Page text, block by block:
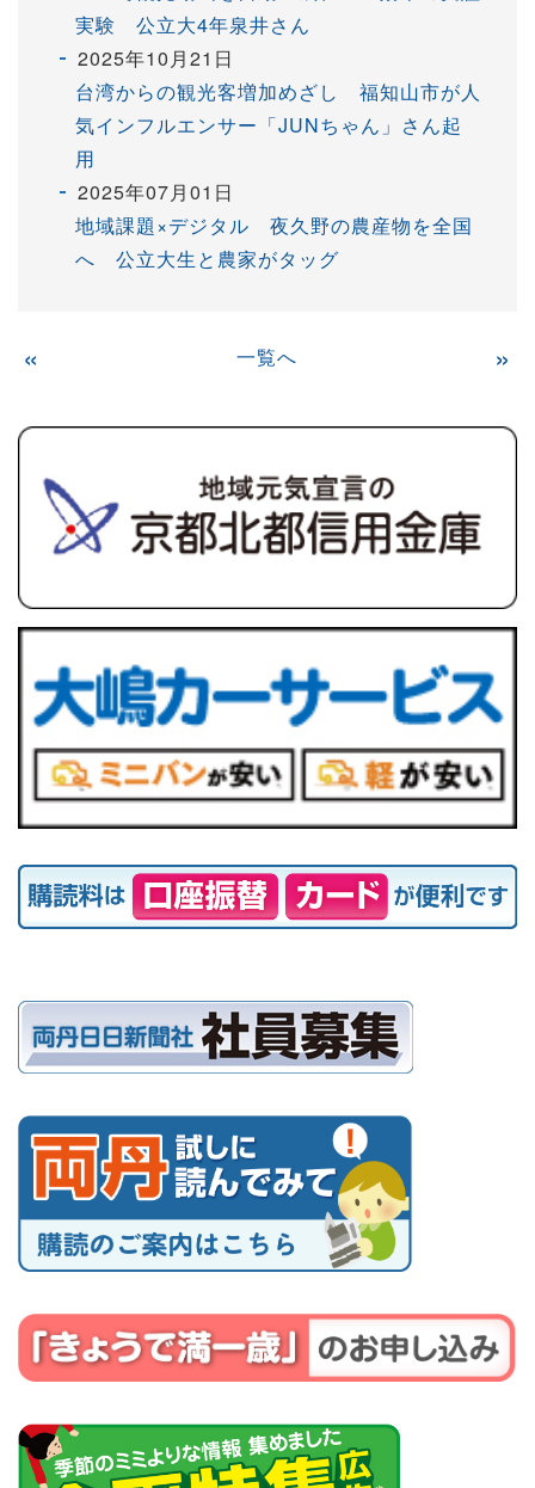
実験 公立大4年泉井さん
2025年10月21日
台湾からの観光客増加めざし 福知山市が人
気インフルエンサー「JUNちゃん」さん起
用
2025年07月01日
地域課題×デジタル 夜久野の農産物を全国
へ 公立大生と農家がタッグ
« 一覧へ